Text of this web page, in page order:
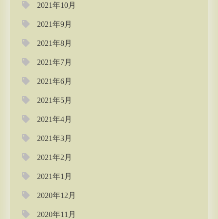
2021年10月
2021年9月
2021年8月
2021年7月
2021年6月
2021年5月
2021年4月
2021年3月
2021年2月
2021年1月
2020年12月
2020年11月